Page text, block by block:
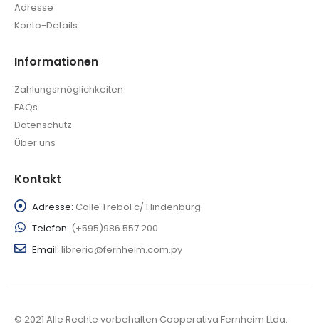
Adresse
Konto-Details
Informationen
Zahlungsmöglichkeiten
FAQs
Datenschutz
Über uns
Kontakt
Adresse: Calle Trebol c/ Hindenburg
Telefon: (+595)986 557 200
Email: libreria@fernheim.com.py
© 2021 Alle Rechte vorbehalten Cooperativa Fernheim Ltda.